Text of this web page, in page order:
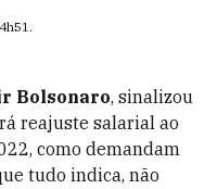
.
Bolsonaro, sinalizou
reajuste salarial ao
como demandam
tudo indica, não